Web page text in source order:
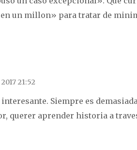
un millon» para tratar de
21:52
Siempre es
querer aprender historia a